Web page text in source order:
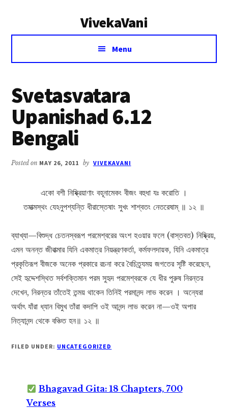
VivekaVani
Voice
Vivekananda
Menu
Svetasvatara
Upanishad 6.12
Bengali
Posted on MAY 26, 2011 by VIVEKAVANI
একো বশী নিষ্ক্রিয়াণাং বহূনামেকং বীজং বহুধা যঃ করোতি ।
তমাত্মস্থং যেঽনুপশ্যন্তি ধীরাস্তেষাং সুখং শাশ্বতং নেতরেষাম্ ॥ ১২ ॥
ব্যাখ্যা—বিশুদ্ধ চেতনস্বরূপ পরমেশ্বরের অংশ হওয়ার ফলে (বাস্তবত) নিষ্ক্রিয়,
এমন অনন্ত জীবাত্মার যিনি একমাত্র নিয়ন্ত্রণকর্তা, কর্মফলদায়ক, যিনি একমাত্র
প্রকৃতিরূপ বীজকে অনেক প্রকারে রচনা করে বৈচিত্র্যময় জগতের সৃষ্টি করেছেন,
সেই হৃদ্দেশস্থিত সর্বশক্তিমান পরম সুহৃদ পরমেশ্বরকে যে ধীর পুরুষ নিরন্তর
দেখেন, নিরন্তর তাঁতেই তন্ময় থাকেন তিনিই পরমানন্দ লাভ করেন । অন্যেরা
অর্থাৎ যাঁরা ধ্যান বিমুখ তাঁরা কদাপি ওই আনন্দ লাভ করেন না—ওই অপার
নিত্যানন্দ থেকে বঞ্চিত হন॥ ১২ ॥
FILED UNDER: UNCATEGORIZED
Bhagavad Gita: 18 Chapters, 700
Verses